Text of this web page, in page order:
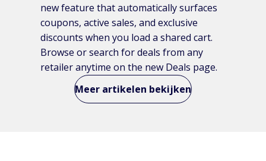
new feature that automatically surfaces
coupons, active sales, and exclusive
discounts when you load a shared cart.
Browse or search for deals from any
retailer anytime on the new Deals page.
Meer artikelen bekijken